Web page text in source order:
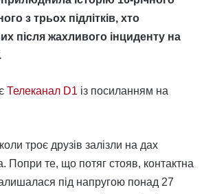
з трьох підлітків, хто
після жахливого інциденту на
Телеканал D1 із посиланням на
троє друзів залізли на дах
Попри те, що потяг стояв, контактна
під напругою понад 27